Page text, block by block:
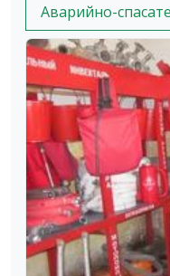
Аварийно-